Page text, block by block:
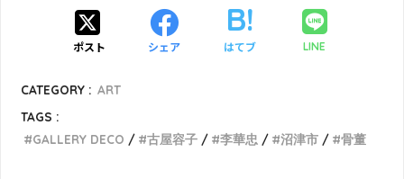
ポスト シェア はてブ LINE
CATEGORY : ART
TAGS :
GALLERY DECO
古屋容子 李華忠 沼津市 骨董